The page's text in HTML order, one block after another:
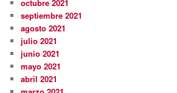
octubre 2021
septiembre 2021
agosto 2021
julio 2021
junio 2021
mayo 2021
abril 2021